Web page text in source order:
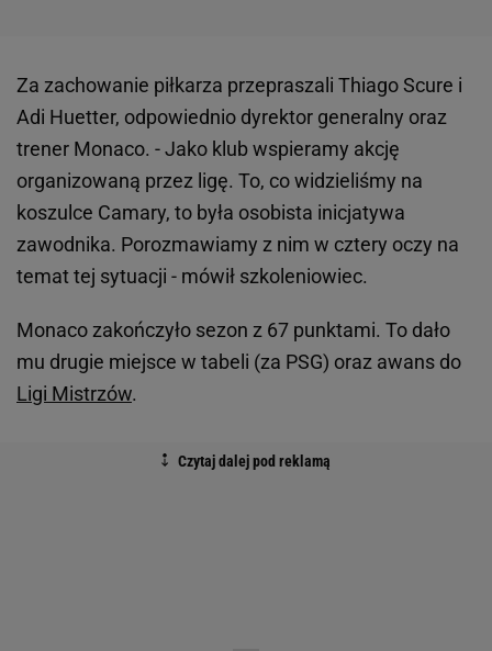
Za zachowanie piłkarza przepraszali Thiago Scure i
Adi Huetter, odpowiednio dyrektor generalny oraz
trener Monaco. - Jako klub wspieramy akcję
organizowaną przez ligę. To, co widzieliśmy na
koszulce Camary, to była osobista inicjatywa
zawodnika. Porozmawiamy z nim w cztery oczy na
temat tej sytuacji - mówił szkoleniowiec.
Monaco zakończyło sezon z 67 punktami. To dało
mu drugie miejsce w tabeli (za PSG) oraz awans do
Ligi Mistrzów.